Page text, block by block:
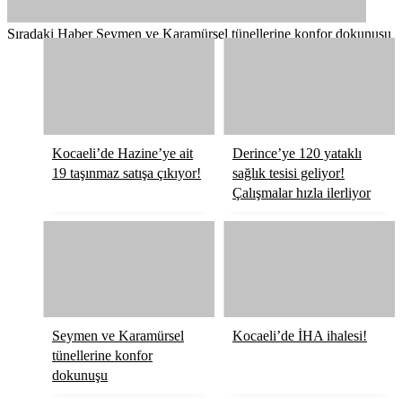
Sıradaki Haber Seymen ve Karamürsel tünellerine konfor dokunuşu
Kocaeli’de Hazine’ye ait
19 taşınmaz satışa çıkıyor!
Derince’ye 120 yataklı
sağlık tesisi geliyor!
Çalışmalar hızla ilerliyor
Seymen ve Karamürsel
tünellerine konfor
dokunuşu
Kocaeli’de İHA ihalesi!